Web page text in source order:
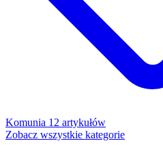
Komunia 12 artykułów
Zobacz wszystkie kategorie